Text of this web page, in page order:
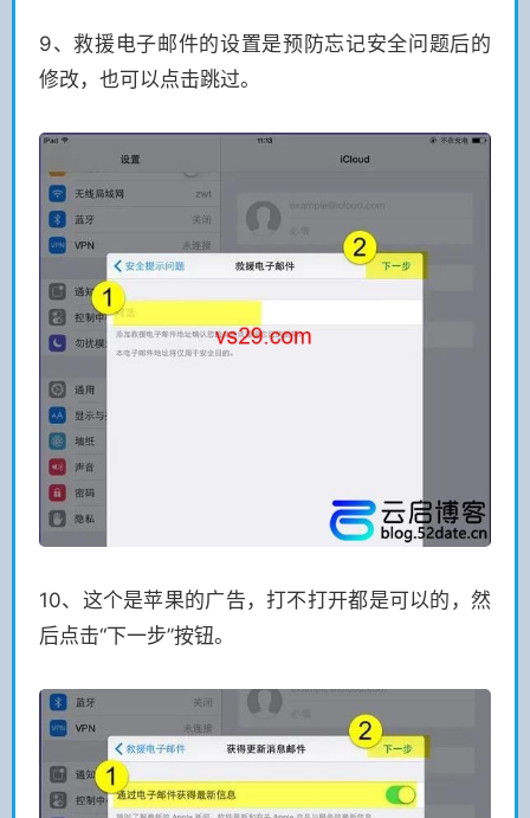
9、救援电子邮件的设置是预防忘记安全问题后的
修改，也可以点击跳过。
10、这个是苹果的广告，打不打开都是可以的，然
后点击“下一步”按钮。